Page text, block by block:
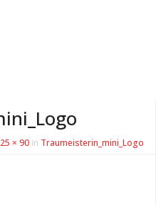
× 90 in Traumeisterin_mini_Logo